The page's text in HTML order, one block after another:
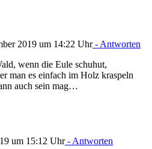
2019 um 14:22 Uhr- Antworten
wenn die Eule schuhut,
man es einfach im Holz kraspeln
auch sein mag…
um 15:12 Uhr- Antworten